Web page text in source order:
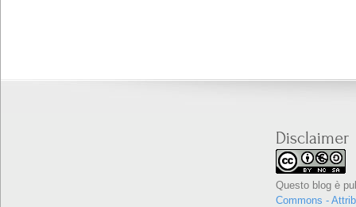
Disclaimer
Questo blog è
Commons -